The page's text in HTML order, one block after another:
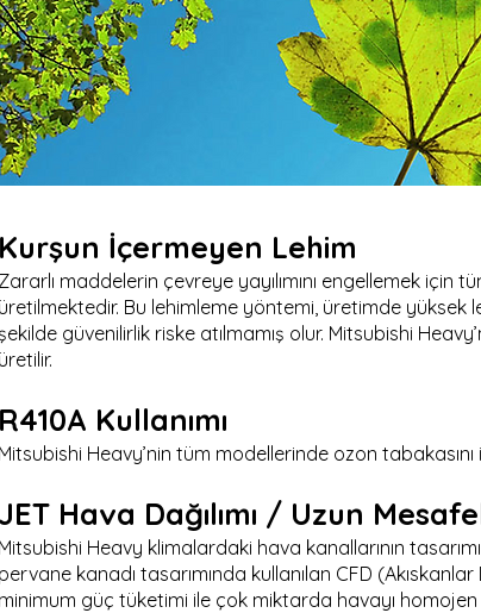
Kurşun İçermeyen Lehim
Zararlı maddelerin çevreye yayılımını engellemek
üretilmektedir. Bu lehimleme yöntemi, üretimde
güvenilirlik riske atılmamış olur. Mitsubishi
üretilir.
R410A Kullanımı
Mitsubishi Heavy’nin tüm modellerinde ozon tabakasını
JET Hava Dağılımı / Uzun
Mitsubishi Heavy klimalardaki hava kanallarının
pervane kanadı tasarımında kullanılan CFD
minimum güç tüketimi ile çok miktarda havayı